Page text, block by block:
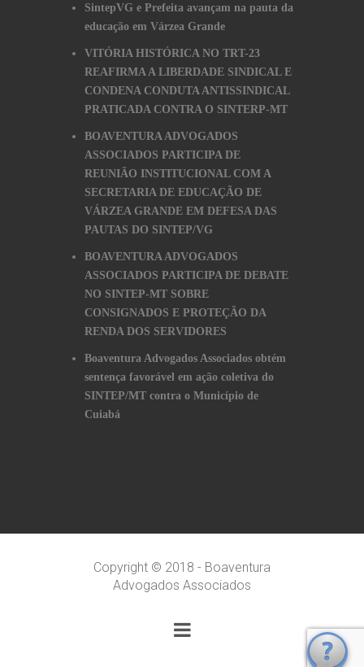
SintepVG e Prefeita avançam na pauta da
educação em Várzea Grande
VITÓRIA HISTÓRICA NO TRT-23
REAFIRMA A LIBERDADE SINDICAL E
CONDENA CONDUTA ANTISSINDICAL
PRATICADA CONTRA O SINTERP-MT
BOAVENTURA ADVOGADOS
ASSOCIADOS PARTICIPA DE
REUNIÃO INSTITUCIONAL COM A
SECRETARIA DE EDUCAÇÃO DE
VÁRZEA GRANDE EM DEFESA DAS
PAUTAS DO SINTEP/VG
BOAVENTURA ADVOGADOS
ASSOCIADOS PARTICIPA DE DEBATE
NO SINTEP-MT SOBRE
CONSIGNADOS E PROTEÇÃO DA
RENDA DOS SERVIDORES
Boaventura Advogados Associados obtém
sentença favorável em ação coletiva do
SINTEP/MT contra o Município de
Cuiabá
Copyright © 2018 - Boaventura
Advogados Associados